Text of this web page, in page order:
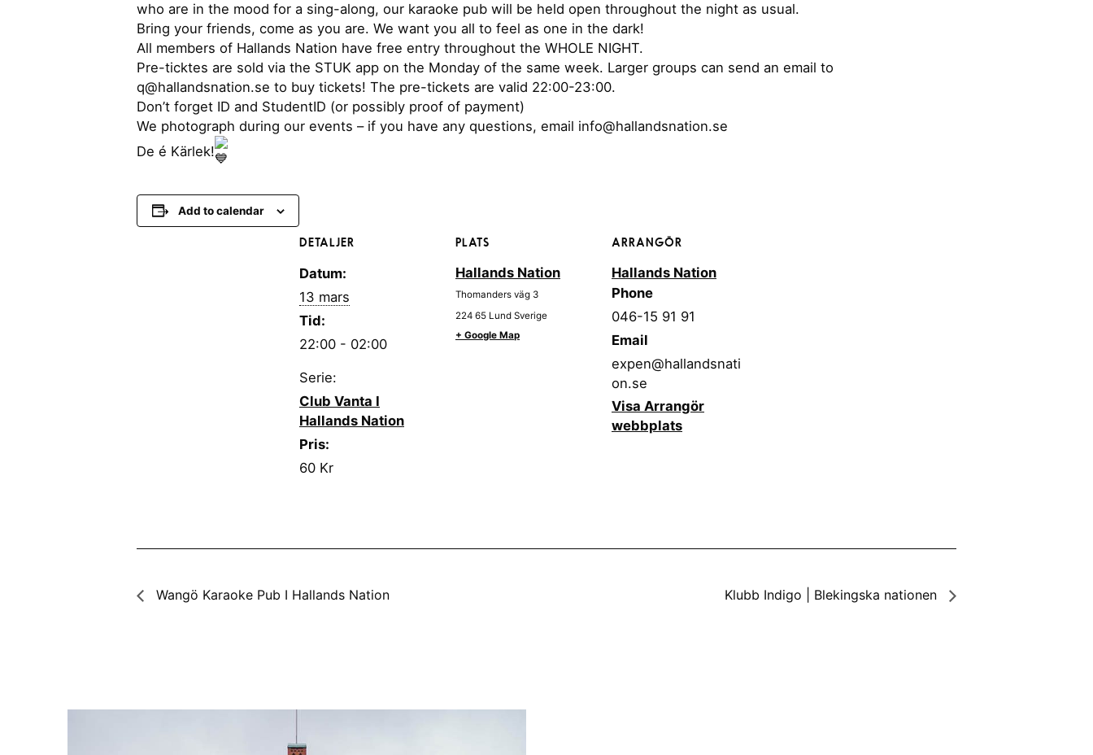
who are in the mood for a sing-along, our karaoke pub will be held open throughout the night as usual.
Bring your friends, come as you are. We want you all to feel as one in the dark!
All members of Hallands Nation have free entry throughout the WHOLE NIGHT.
Pre-ticktes are sold via the STUK app on the Monday of the same week. Larger groups can send an email to
q@hallandsnation.se to buy tickets! The pre-tickets are valid 22:00-23:00.
Don’t forget ID and StudentID (or possibly proof of payment)
We photograph during our events – if you have any questions, email info@hallandsnation.se
De é Kärlek!
Add to calendar
DETALJER
Datum:
13 mars
Tid:
22:00 - 02:00
Serie:
Club Vanta I
Hallands Nation
Pris:
60 Kr
PLATS
Hallands Nation
Thomanders väg 3
224 65 Lund Sverige
+ Google Map
ARRANGÖR
Hallands Nation
Phone
046-15 91 91
Email
expen@hallandsnati
on.se
Visa Arrangör
webbplats
Wangö Karaoke Pub I Hallands Nation Klubb Indigo | Blekingska nationen